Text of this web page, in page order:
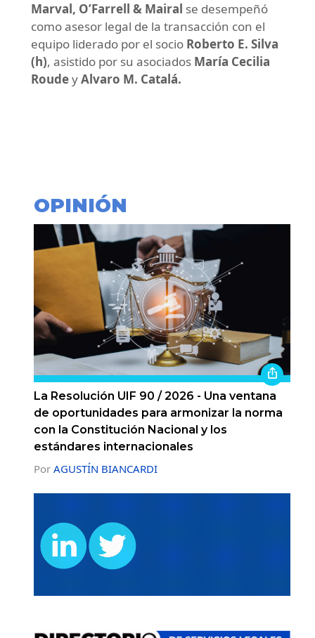
Marval, O’Farrell & Mairal se desempeñó
como asesor legal de la transacción con el
equipo liderado por el socio Roberto E. Silva
(h), asistido por su asociados María Cecilia
RoudeyAlvaro M. Catalá.
OPINIÓN
La Resolución UIF 90 / 2026 - Una ventana
de oportunidades para armonizar la norma
con la Constitución Nacional y los
estándares internacionales
Por AGUSTÍN BIANCARDI